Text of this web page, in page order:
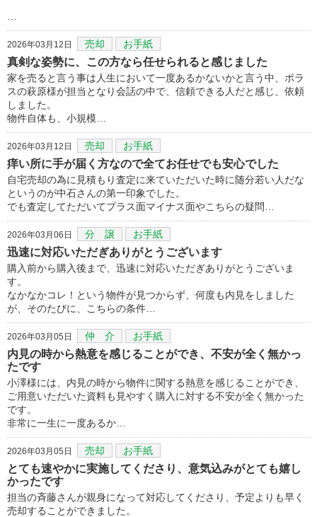
2026年03月12日 売却 お手紙
真剣な姿勢に、この方なら任せられると感じました
家を売ると言う事は人生において一度あるかないかと言う中、ポラ
スの萩原様が担当となり会話の中で、信頼できる人だと感じ、依頼
しました。
物件自体も、小規模…
2026年03月12日 売却 お手紙
痒い所に手が届く方なので全てお任せでも安心でした
自宅売却の為に見積もり査定に来ていただいた時に随分若い人だな
というのが中石さんの第一印象でした。
でも査定してただいてプラス面マイナス面やこちらの疑問…
2026年03月06日 分 譲 お手紙
迅速に対応いただぎありがとうございます
購入前から購入後まで、迅速に対応いただぎありがとうございま
す。
なかなかコレ！という物件が見つからず、何度も内見をしました
が、そのたびに、こちらの条件…
2026年03月05日 仲 介 お手紙
内見の時から熱意を感じることができ、不安が全く無かっ
たです
小澤様には、内見の時から物件に関する熱意を感じることができ、
ご用意いただいた資料も見やすく購入に対する不安が全く無かった
です。
非常に一生に一度あるか…
2026年03月05日 売却 お手紙
とても速やかに実施してくださり、意気込みがとても嬉し
かったです
担当の斉藤さんが親身になって対応してくださり、予定よりも早く
売却することができました。